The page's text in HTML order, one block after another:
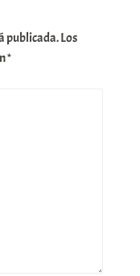
publicada.Los
*